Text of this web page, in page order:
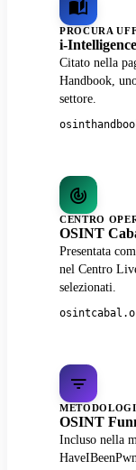
PROCURA
i-
Citato nella
Handbook,
settore.
CENTRO
OSINT
Presentata
nel Centro
selezionati.
OSINT
Incluso nella